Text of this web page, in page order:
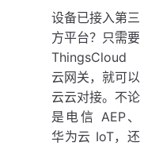
设备已接入第三
方平台？只需要
ThingsCloud
云网关，就可以
云云对接。不论
是电信 AEP、
华为云 IoT，还